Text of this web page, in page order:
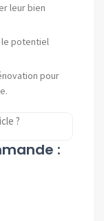
leur bien
le potentiel
pour
?
: